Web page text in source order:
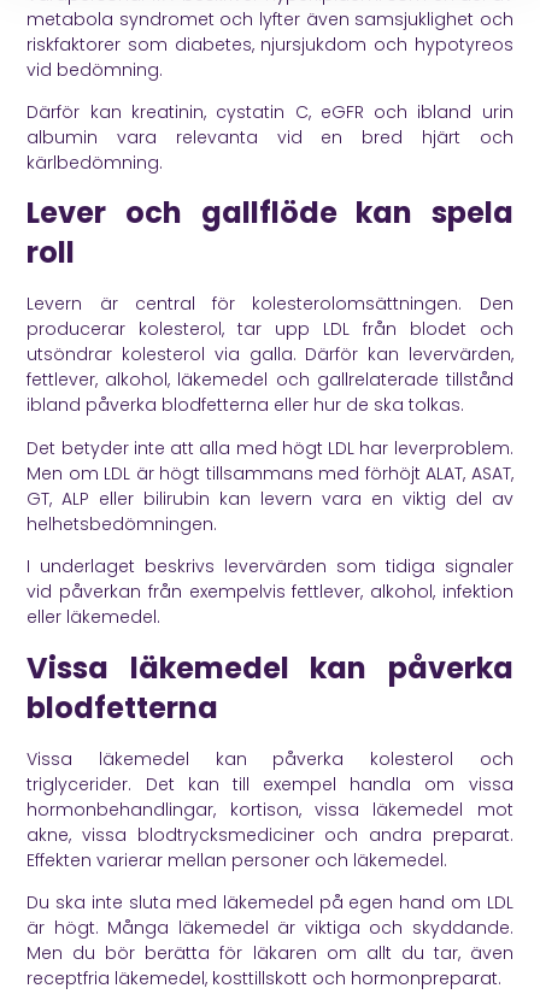
metabola syndromet och lyfter även samsjuklighet och
riskfaktorer som diabetes, njursjukdom och hypotyreos
vid bedömning.
Därför kan kreatinin, cystatin C, eGFR och ibland urin
albumin vara relevanta vid en bred hjärt och
kärlbedömning.
Lever och gallflöde kan spela
roll
Levern är central för kolesterolomsättningen. Den
producerar kolesterol, tar upp LDL från blodet och
utsöndrar kolesterol via galla. Därför kan levervärden,
fettlever, alkohol, läkemedel och gallrelaterade tillstånd
ibland påverka blodfetterna eller hur de ska tolkas.
Det betyder inte att alla med högt LDL har leverproblem.
Men om LDL är högt tillsammans med förhöjt ALAT, ASAT,
GT, ALP eller bilirubin kan levern vara en viktig del av
helhetsbedömningen.
I underlaget beskrivs levervärden som tidiga signaler
vid påverkan från exempelvis fettlever, alkohol, infektion
eller läkemedel.
Vissa läkemedel kan påverka
blodfetterna
Vissa läkemedel kan påverka kolesterol och
triglycerider. Det kan till exempel handla om vissa
hormonbehandlingar, kortison, vissa läkemedel mot
akne, vissa blodtrycksmediciner och andra preparat.
Effekten varierar mellan personer och läkemedel.
Du ska inte sluta med läkemedel på egen hand om LDL
är högt. Många läkemedel är viktiga och skyddande.
Men du bör berätta för läkaren om allt du tar, även
receptfria läkemedel, kosttillskott och hormonpreparat.